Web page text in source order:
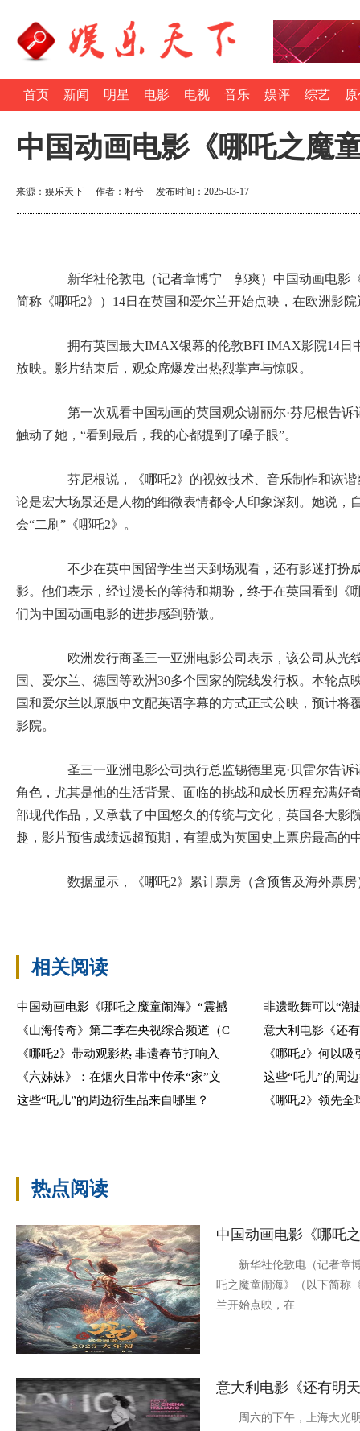
首页 新闻 明星 电影 电视 音乐 娱评 综艺
中国动画电影《哪吒之魔
来源：娱乐天下 作者：籽兮 发布时间：2025-03-17
新华社伦敦电（记者章博宁 郭爽）中国动画电影《
简称《哪吒2》）14日在英国和爱尔兰开始点映，在欧洲影
拥有英国最大IMAX银幕的伦敦BFI IMAX影院14日
放映。影片结束后，观众席爆发出热烈掌声与惊叹。
第一次观看中国动画的英国观众谢丽尔·芬尼根告诉
触动了她，“看到最后，我的心都提到了嗓子眼”。
芬尼根说，《哪吒2》的视效技术、音乐制作和诙谐
论是宏大场景还是人物的细微表情都令人印象深刻。她说，
会“二刷”《哪吒2》。
不少在英中国留学生当天到场观看，还有影迷打扮
影。他们表示，经过漫长的等待和期盼，终于在英国看到《
们为中国动画电影的进步感到骄傲。
欧洲发行商圣三一亚洲电影公司表示，该公司从光
国、爱尔兰、德国等欧洲30多个国家的院线发行权。本轮点
国和爱尔兰以原版中文配英语字幕的方式正式公映，预计将
影院。
圣三一亚洲电影公司执行总监锡德里克·贝雷尔告诉
角色，尤其是他的生活背景、面临的挑战和成长历程充满好
部现代作品，又承载了中国悠久的传统与文化，英国各大影
趣，影片预售成绩远超预期，有望成为英国史上票房最高的
数据显示，《哪吒2》累计票房（含预售及海外票房
相关阅读
中国动画电影《哪吒之魔童闹海》“震撼
非遗歌舞可以“潮
《山海传奇》第二季在央视综合频道（C
意大利电影《还
《哪吒2》带动观影热 非遗春节打响入
《哪吒2》何以
《六姊妹》：在烟火日常中传承“家”文
这些“吒儿”的周
这些“吒儿”的周边衍生品来自哪里？
《哪吒2》领先
热点阅读
中国动画电影《哪吒
新华社伦敦电（记者章
吒之魔童闹海》（以下简称
兰开始点映，在
意大利电影《还有明
周六的下午，上海大光明